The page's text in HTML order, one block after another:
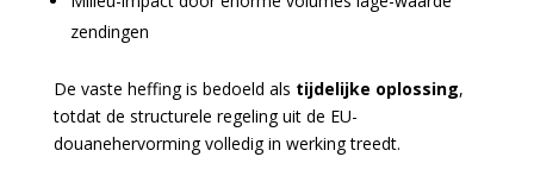
zendingen
De vaste heffing is bedoeld als tijdelijke oplossing,
totdat de structurele regeling uit de EU-
douanehervorming volledig in werking treedt.